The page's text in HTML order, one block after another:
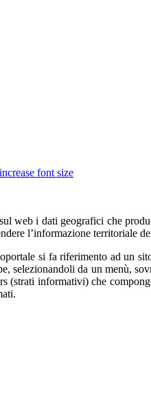
web i dati geografici che
l’informazione territoriale
si fa riferimento ad un
selezionandoli da un menù,
(strati informativi) che